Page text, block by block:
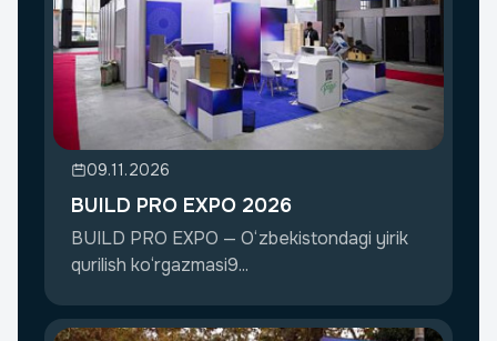
09.11.2026
BUILD PRO EXPO 2026
BUILD PRO EXPO — O‘zbekistondagi yirik
qurilish ko‘rgazmasi9...